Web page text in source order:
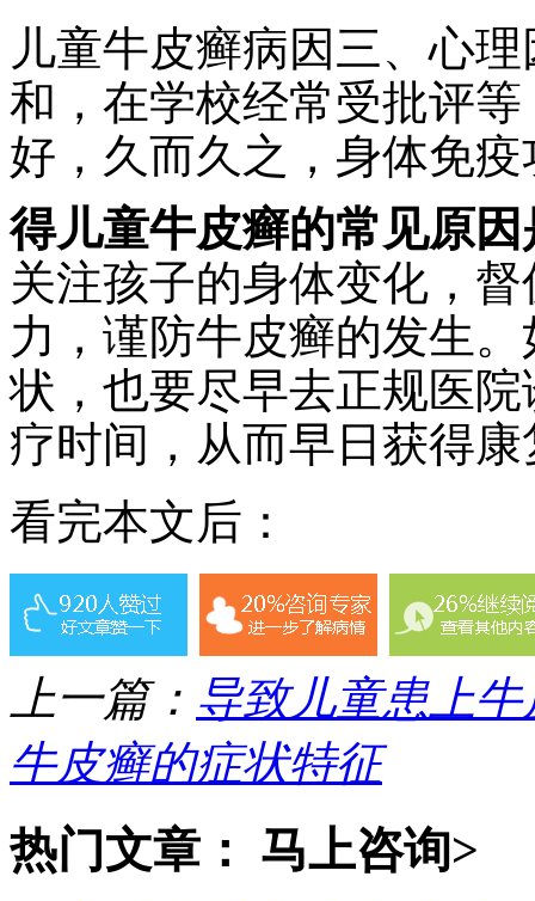
儿童牛皮癣病因三、心
和，在学校经常受批评
好，久而久之，身体免
得儿童牛皮癣的常见原因
关注孩子的身体变化，
力，谨防牛皮癣的发生
状，也要尽早去正规医
疗时间，从而早日获得康
看完本文后：
上一篇： 导致儿童患上
牛皮癣的症状特征
热门文章： 马上咨询>